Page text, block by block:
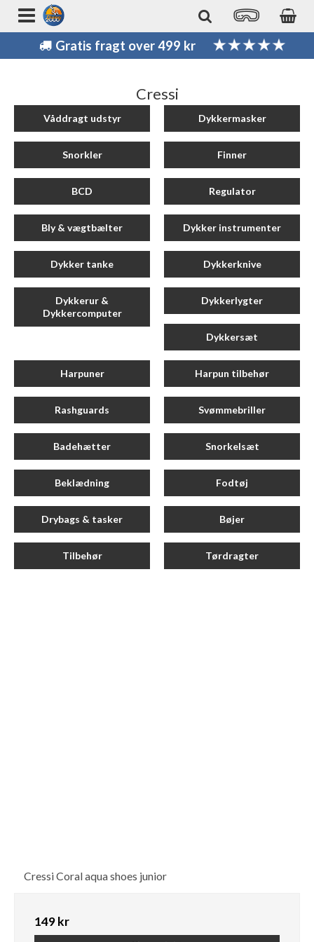
Gratis fragt over 499 kr
Cressi
Våddragt udstyr Dykkermasker
Snorkler Finner
BCD Regulator
Bly & vægtbælter Dykker instrumenter
Dykker tanke Dykkerknive
Dykkerur &
Dykkercomputer
Dykkerlygter
Dykkersæt
Harpuner Harpun tilbehør
Rashguards Svømmebriller
Badehætter Snorkelsæt
Beklædning Fodtøj
Drybags & tasker Bøjer
Tilbehør Tørdragter
Cressi Coral aqua shoes junior
149 kr